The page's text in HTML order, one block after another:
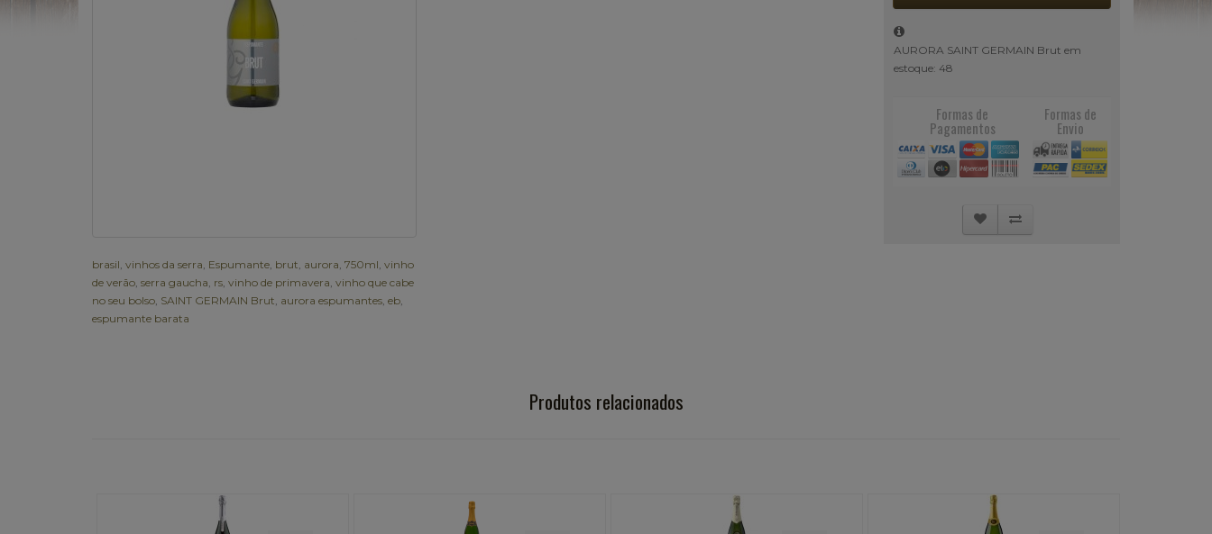
brasil vinhos da serra Espumante brut aurora 750ml vinho
de verão serra gaucha rs vinho de primavera vinho que cabe
no seu bolso SAINT GERMAIN Brut aurora espumantes eb
espumante barata
AURORA SAINT GERMAIN Brut em
estoque: 48
Formas de
Pagamentos
Formas de
Envio
Produtos relacionados